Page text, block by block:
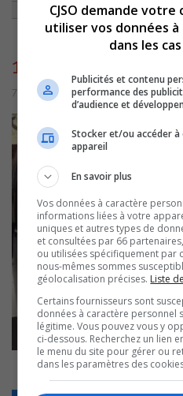
10437
7 juillet 2016 | Par admin
CJSO demande
utiliser vos données
dans les
Publicités et contenu
performance des
d’audience et
Stocker et/ou accéder
appareil
En savoir plus
Vos données à caractère
informations liées à votre
uniques et autres types de
et consultées par 66
ou utilisées spécifiquement par
nous-mêmes sommes
géolocalisation précises. Liste
Certains fournisseurs sont
données à caractère personnel
légitime. Vous pouvez vous y
ci-dessous. Recherchez un lien
le menu du site pour gérer ou
dans les paramètres des